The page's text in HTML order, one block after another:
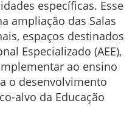
específicas. Esse
ampliação das Salas
espaços destinados
Especializado (AEE),
ao ensino
o desenvolvimento
alvo da Educação